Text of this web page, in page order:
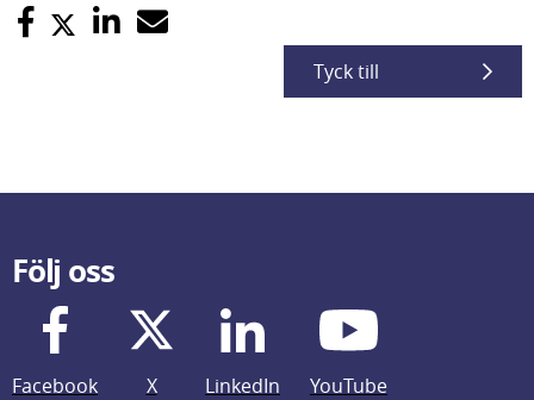
Tyck till
Följ oss
Facebook X LinkedIn
YouTube